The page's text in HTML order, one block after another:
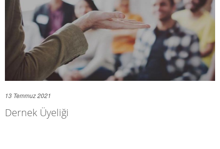
13 Temmuz 2021
Dernek Üyeliği